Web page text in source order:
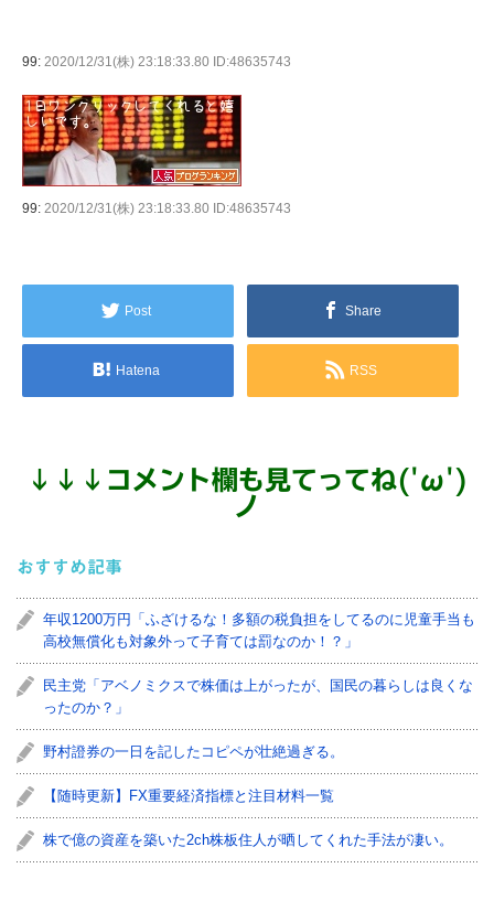
99: 2020/12/31(株) 23:18:33.80 ID:48635743
99: 2020/12/31(株) 23:18:33.80 ID:48635743
Post Share
Hatena RSS
↓ ↓ ↓ コメント欄も見てってね('ω')
ノ
おすすめ記事
年収1200万円「ふざけるな！多額の税負担をしてるのに児童手当も
高校無償化も対象外って子育ては罰なのか！？」
民主党「アベノミクスで株価は上がったが、国民の暮らしは良くな
ったのか？」
野村證券の一日を記したコピペが壮絶過ぎる。
【随時更新】FX重要経済指標と注目材料一覧
株で億の資産を築いた2ch株板住人が晒してくれた手法が凄い。